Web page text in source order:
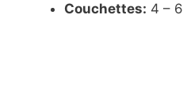
Couchettes: 4 – 6